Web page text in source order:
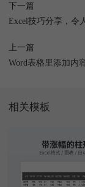
下一篇
Excel技巧分享，令
上一篇
Word表格里添加内
相关模板